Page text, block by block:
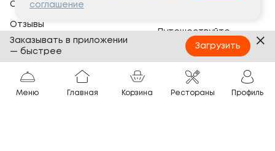
Сертификаты
Отзывы
Банкеты
Вопросы и ответы
Путешествуйте
с ТОКИО-CITY
Партнёрам
Франшиза
Меню Главная Корзина Рестораны Профиль
соглашение
Заказывать в приложении
— быстрее
Загрузить